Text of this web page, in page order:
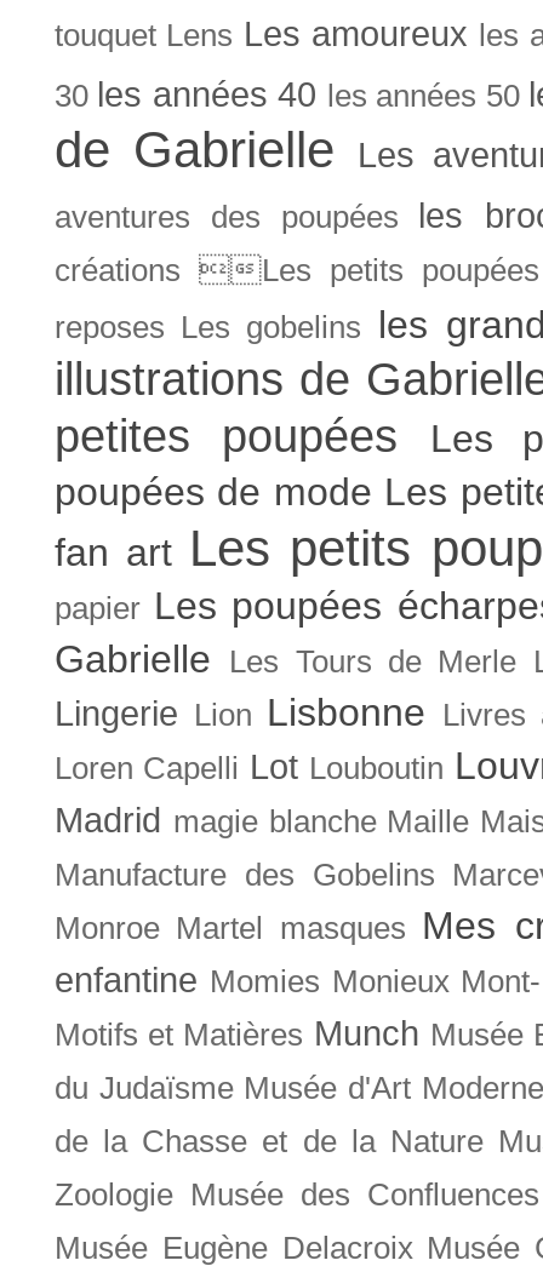
touquet Lens Les amoureux les
30 les années 40 les années 50
de Gabrielle Les
aventures des poupées les
créations Les petits
reposes Les gobelins les
illustrations de
petites poupées
Les
poupées de mode Les
fan art Les petits
papier Les poupées
Gabrielle
Les Tours de Merle
Lingerie Lion Lisbonne
Livres
Loren Capelli Lot Louboutin
Madrid magie blanche Maille
Manufacture des Gobelins
Monroe Martel masques Mes
enfantine Momies Monieux
Motifs et Matières Munch Musée
du Judaïsme Musée d'Art
de la Chasse et de la Nature
Zoologie Musée des Confluences
Musée Eugène Delacroix Musée